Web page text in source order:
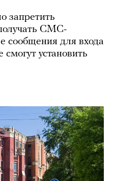
запретить
СМС-
сообщения для входа
установить